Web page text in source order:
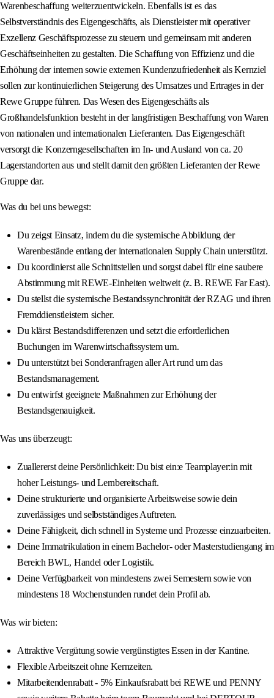
Warenbeschaffung weiterzuentwickeln. Ebenfalls ist es das
Selbstverständnis des Eigengeschäfts, als Dienstleister mit operativer
Exzellenz Geschäftsprozesse zu steuern und gemeinsam mit anderen
Geschäftseinheiten zu gestalten. Die Schaffung von Effizienz und die
Erhöhung der internen sowie externen Kundenzufriedenheit als Kernziel
sollen zur kontinuierlichen Steigerung des Umsatzes und Ertrages in der
Rewe Gruppe führen. Das Wesen des Eigengeschäfts als
Großhandelsfunktion besteht in der langfristigen Beschaffung von Waren
von nationalen und internationalen Lieferanten. Das Eigengeschäft
versorgt die Konzerngesellschaften im In- und Ausland von ca. 20
Lagerstandorten aus und stellt damit den größten Lieferanten der Rewe
Gruppe dar.
Was du bei uns bewegst:
Du zeigst Einsatz, indem du die systemische Abbildung der
Warenbestände entlang der internationalen Supply Chain unterstützt.
Du koordinierst alle Schnittstellen und sorgst dabei für eine saubere
Abstimmung mit REWE-Einheiten weltweit (z. B. REWE Far East).
Du stellst die systemische Bestandssynchronität der RZAG und ihren
Fremddienstleistern sicher.
Du klärst Bestandsdifferenzen und setzt die erforderlichen
Buchungen im Warenwirtschaftssystem um.
Du unterstützt bei Sonderanfragen aller Art rund um das
Bestandsmanagement.
Du entwirfst geeignete Maßnahmen zur Erhöhung der
Bestandsgenauigkeit.
Was uns überzeugt:
Zuallererst deine Persönlichkeit: Du bist ein:e Teamplayer:in mit
hoher Leistungs- und Lernbereitschaft.
Deine strukturierte und organisierte Arbeitsweise sowie dein
zuverlässiges und selbstständiges Auftreten.
Deine Fähigkeit, dich schnell in Systeme und Prozesse einzuarbeiten.
Deine Immatrikulation in einem Bachelor- oder Masterstudiengang im
Bereich BWL, Handel oder Logistik.
Deine Verfügbarkeit von mindestens zwei Semestern sowie von
mindestens 18 Wochenstunden rundet dein Profil ab.
Was wir bieten:
Attraktive Vergütung sowie vergünstigtes Essen in der Kantine.
Flexible Arbeitszeit ohne Kernzeiten.
Mitarbeitendenrabatt - 5% Einkaufsrabatt bei REWE und PENNY